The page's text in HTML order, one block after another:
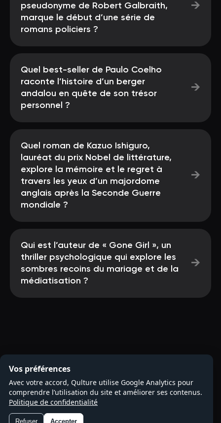
pseudonyme de Robert Galbraith,
marque le début d’une série de
romans policiers ?
→
Quel best-seller de Paulo Coelho
raconte l’histoire d’un berger
andalou en quête de son trésor
personnel ?
→
Quel roman de Kazuo Ishiguro,
lauréat du prix Nobel de littérature,
explore la mémoire et le regret à
travers les yeux d’un majordome
anglais après la Seconde Guerre
mondiale ?
→
Qui est l’auteur de « Gone Girl », un
thriller psychologique qui explore les
sombres recoins du mariage et de la
médiatisation ?
→
Vos préférences
Avec votre accord, Qulture utilise Google Analytics pour
comprendre l’utilisation du site et améliorer ses contenus.
Politique de confidentialité
Refuser Accepter